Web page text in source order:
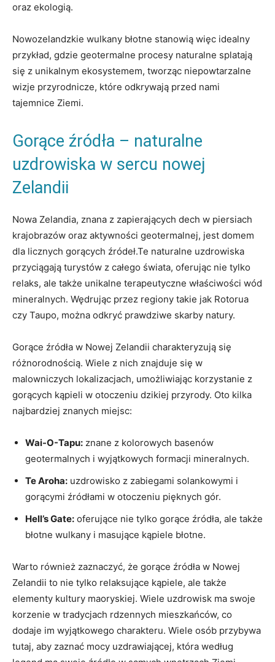
oraz ekologią.
Nowozelandzkie wulkany błotne stanowią więc idealny
przykład, gdzie geotermalne procesy naturalne splatają
się z unikalnym ekosystemem, tworząc niepowtarzalne
wizje przyrodnicze, które odkrywają przed nami
tajemnice Ziemi.
Gorące źródła – naturalne
uzdrowiska w sercu nowej
Zelandii
Nowa Zelandia, znana z zapierających dech w piersiach
krajobrazów oraz aktywności geotermalnej, jest domem
dla licznych gorących źródeł.Te naturalne uzdrowiska
przyciągają turystów z całego świata, oferując nie tylko
relaks, ale także unikalne terapeutyczne właściwości wód
mineralnych. Wędrując przez regiony takie jak Rotorua
czy Taupo, można odkryć prawdziwe skarby natury.
Gorące źródła w Nowej Zelandii charakteryzują się
różnorodnością. Wiele z nich znajduje się w
malowniczych lokalizacjach, umożliwiając korzystanie z
gorących kąpieli w otoczeniu dzikiej przyrody. Oto kilka
najbardziej znanych miejsc:
Wai-O-Tapu: znane z kolorowych basenów
geotermalnych i wyjątkowych formacji mineralnych.
Te Aroha: uzdrowisko z zabiegami solankowymi i
gorącymi źródłami w otoczeniu pięknych gór.
Hell’s Gate: oferujące nie tylko gorące źródła, ale także
błotne wulkany i masujące kąpiele błotne.
Warto również zaznaczyć, że gorące źródła w Nowej
Zelandii to nie tylko relaksujące kąpiele, ale także
elementy kultury maoryskiej. Wiele uzdrowisk ma swoje
korzenie w tradycjach rdzennych mieszkańców, co
dodaje im wyjątkowego charakteru. Wiele osób przybywa
tutaj, aby zaznać mocy uzdrawiającej, która według